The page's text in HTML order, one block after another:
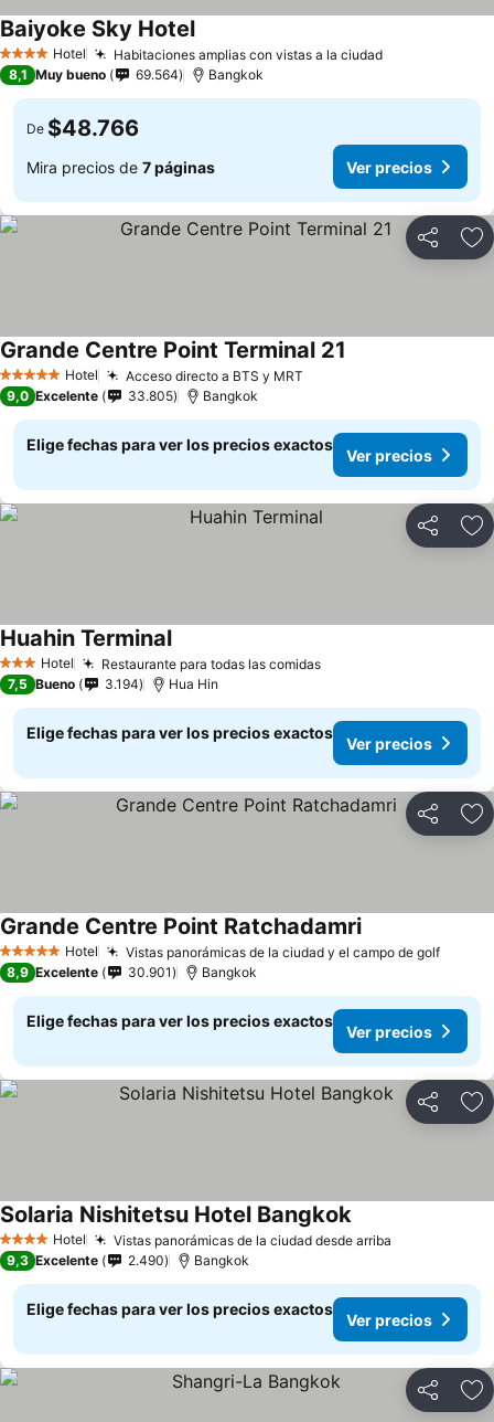
4 EstrellasHotel Habitaciones amplias con vistas a la ciudad
Baiyoke Sky Hotel
8,1 Muy bueno 69.564 Bangkok
De $48.766
Mira precios de 7 páginas Ver precios
Compartir
5 Estrellas Hotel Acceso directo a BTS y MRT
Grande Centre Point Terminal 21
9,0 Excelente 33.805 Bangkok
Elige fechas para ver los precios exactos
Ver precios
Compartir
3 Estrellas
Hotel Restaurante para todas las comidas
Huahin Terminal
7,5 Bueno 3.194 Hua Hin
Elige fechas para ver los precios exactos
Ver precios
Compartir
5 Estrellas Hotel Vistas panorámicas de la ciudad y el campo de golf
Grande Centre Point Ratchadamri
8,9 Excelente 30.901 Bangkok
Elige fechas para ver los precios exactos
Ver precios
Compartir
4 EstrellasHotel Vistas panorámicas de la ciudad desde arriba
Solaria Nishitetsu Hotel Bangkok
9,3 Excelente 2.490 Bangkok
Elige fechas para ver los precios exactos
Ver precios
Compartir